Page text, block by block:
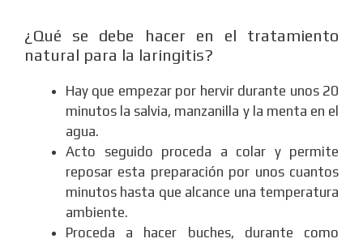
¿Qué se debe hacer en el tratamiento
natural para la laringitis?
Hay que empezar por hervir durante unos 20
minutos la salvia, manzanilla y la menta en el
agua.
Acto seguido proceda a colar y permite
reposar esta preparación por unos cuantos
minutos hasta que alcance una temperatura
ambiente.
Proceda a hacer buches, durante como